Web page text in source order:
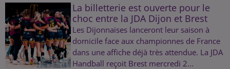
La billetterie est ouverte pour le
choc entre la JDA Dijon et Brest
Les Dijonnaises lanceront leur saison à
domicile face aux championnes de France
dans une affiche déjà très attendue. La JDA
Handball reçoit Brest mercredi 2...